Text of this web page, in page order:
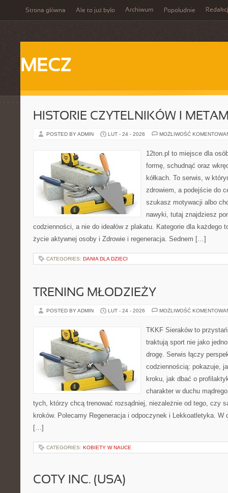
Strona główna Ale to już było Archiwum Popołudnie
MECZ
HISTORIE CZYTELNIKÓW I
POSTED BY ADMIN LUT - 24 - 2026 MOŻLIWOŚĆ
12ton.pl to miejsce dla
formę, schudnąć oraz
kółkach. To serwis, w
zdrowiem, a podejście do
szukasz motywacji albo
nawyki, tutaj znajdziesz
codzienności, a nie do ideałów z plakatu. Kategorie dla każdego
życie aktywnej osoby i Zdrowie i regeneracja. Sednem […]
CATEGORIES: DANIA DLA DZIECI
TRENING MŁODZIEŻY
POSTED BY ADMIN LUT - 24 - 2026 MOŻLIWOŚĆ
TKKF Sieraków to
traktują sport nie jako
drogę. Serwis łączy
codziennością: pokazuje,
kroku, jak dbać o
charakter w duchu
tych, którzy chcą trenować rozsądniej, niezależnie od tego, czy
kroków. Polecamy Regeneracja i odpoczynek i Lekkoatletyka. W
[…]
CATEGORIES: KOBIETY W NAUCE
COTY INC. (USA)